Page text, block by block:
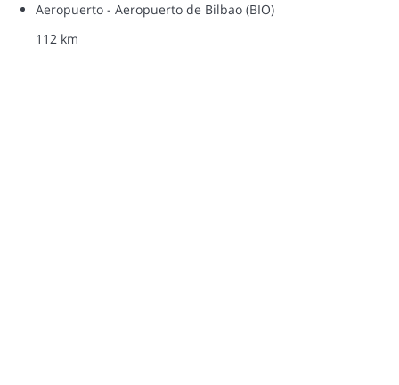
Aeropuerto - Aeropuerto de Bilbao (BIO)
112 km